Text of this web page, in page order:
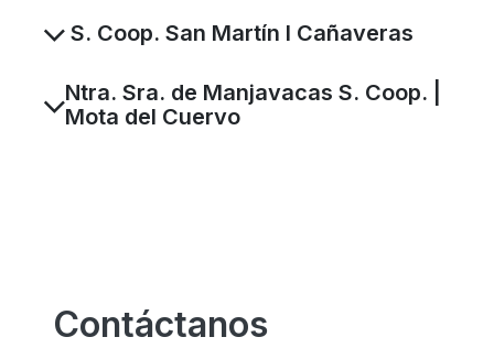
S. Coop. San Martín I Cañaveras
Ntra. Sra. de Manjavacas S. Coop. |
Mota del Cuervo
Contáctanos